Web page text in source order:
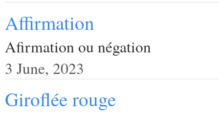
Affirmation
Afirmation ou négation
3 June, 2023
Giroflée rouge